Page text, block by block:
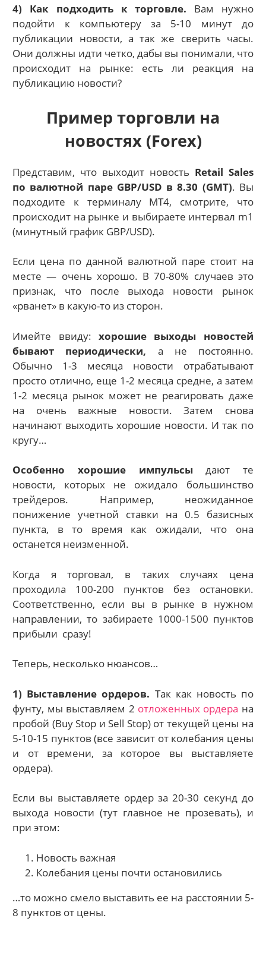
4) Как подходить к торговле. Вам нужно
подойти к компьютеру за 5-10 минут до
публикации новости, а так же сверить часы.
Они должны идти четко, дабы вы понимали, что
происходит на рынке: есть ли реакция на
публикацию новости?
Пример торговли на
новостях (Forex)
Представим, что выходит новость Retail Sales
по валютной паре GBP/USD в 8.30 (GMT). Вы
подходите к терминалу MT4, смотрите, что
происходит на рынке и выбираете интервал m1
(минутный график GBP/USD).
Если цена по данной валютной паре стоит на
месте — очень хорошо. В 70-80% случаев это
признак, что после выхода новости рынок
«рванет» в какую-то из сторон.
Имейте ввиду: хорошие выходы новостей
бывают периодически, а не постоянно.
Обычно 1-3 месяца новости отрабатывают
просто отлично, еще 1-2 месяца средне, а затем
1-2 месяца рынок может не реагировать даже
на очень важные новости. Затем снова
начинают выходить хорошие новости. И так по
кругу…
Особенно хорошие импульсыдают те
новости, которых не ожидало большинство
трейдеров. Например, неожиданное
понижение учетной ставки на 0.5 базисных
пункта, в то время как ожидали, что она
останется неизменной.
Когда я торговал, в таких случаях цена
проходила 100-200 пунктов без остановки.
Соответственно, если вы в рынке в нужном
направлении, то забираете 1000-1500 пунктов
прибыли сразу!
Теперь, несколько нюансов…
1) Выставление ордеров. Так как новость по
фунту, мы выставляем 2 отложенных ордера на
пробой (Buy Stop и Sell Stop) от текущей цены на
5-10-15 пунктов (все зависит от колебания цены
и от времени, за которое вы выставляете
ордера).
Если вы выставляете ордер за 20-30 секунд до
выхода новости (тут главное не прозевать), и
при этом:
Новость важная
Колебания цены почти остановились
…то можно смело выставить ее на расстоянии 5-
8 пунктов от цены.